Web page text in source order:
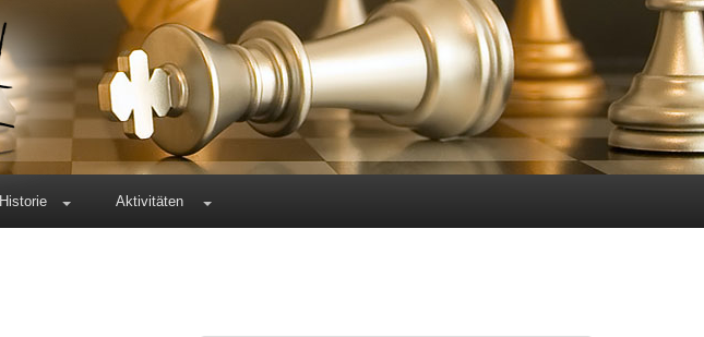
Historie Aktivitäten